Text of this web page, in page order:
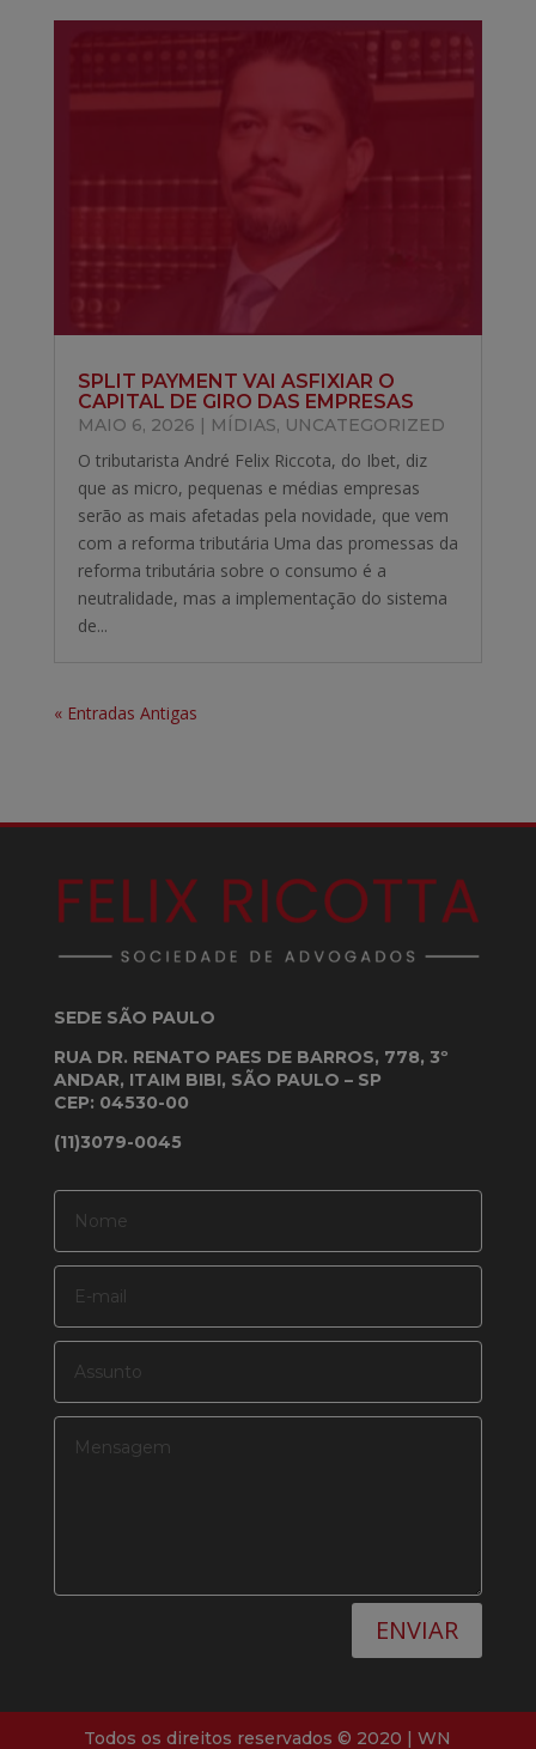
SPLIT PAYMENT VAI ASFIXIAR O
CAPITAL DE GIRO DAS EMPRESAS
MAIO 6, 2026 MÍDIAS, UNCATEGORIZED
O tributarista André Felix Riccota, do Ibet, diz
que as micro, pequenas e médias empresas
serão as mais afetadas pela novidade, que vem
com a reforma tributária Uma das promessas da
reforma tributária sobre o consumo é a
neutralidade, mas a implementação do sistema
de...
« Entradas Antigas
SEDE SÃO PAULO
RUA DR. RENATO PAES DE BARROS, 778, 3º
ANDAR, ITAIM BIBI, SÃO PAULO – SP
CEP: 04530-00
(11)3079-0045
ENVIAR
Todos os direitos reservados © 2020 |WN